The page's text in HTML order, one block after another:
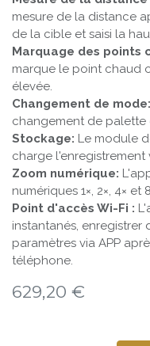
mesure de la distance
de la cible et saisi la
Marquage des points
marque le point chaud
élevée.
Changement de mode:
changement de palette
Stockage: Le module
charge
Zoom numérique:
numériques 1×, 2×, 4× et
Point d'accès Wi-Fi :
instantanés, enregistrer
paramètres via APP
téléphone.
629,20 €